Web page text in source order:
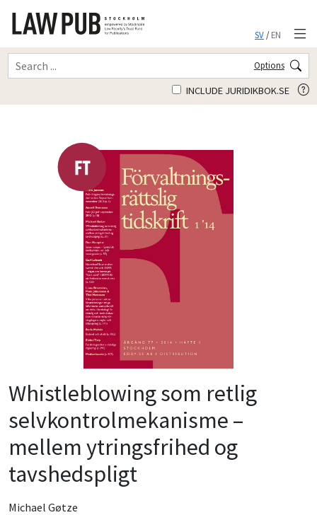
SV/EN
Options
INCLUDE JURIDIKBOK.SE
Whistleblowing som retlig
selvkontrolmekanisme –
mellem ytringsfrihed og
tavshedspligt
Michael Gøtze